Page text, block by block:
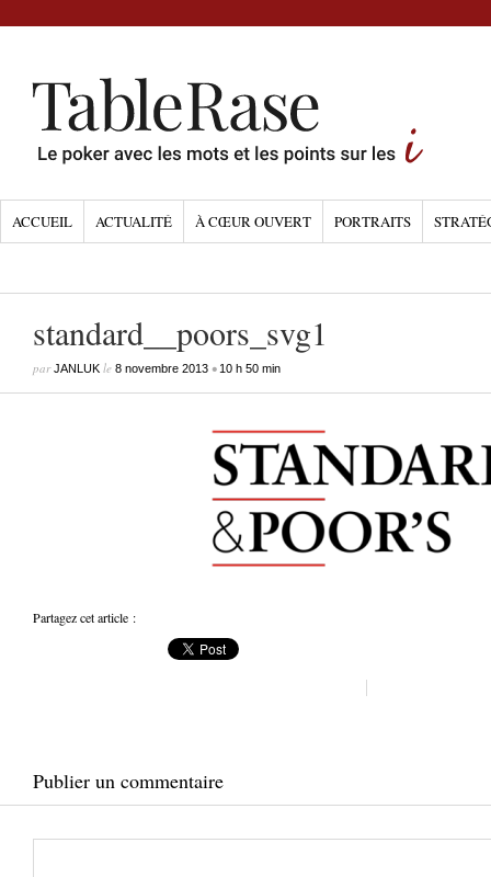
ACCUEIL ACTUALITÉ À CŒUR OUVERT PORTRAITS
standard__poors_svg1
parJANLUK le 8 novembre 2013 • 10 h 50 min
Partagez cet article :
Publier un commentaire